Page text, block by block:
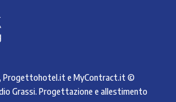
Progettohotel.it e MyContract.it ©
Grassi. Progettazione e allestimento